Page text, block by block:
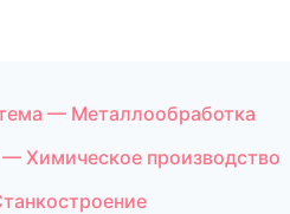
— Металлообработка
Химическое производство